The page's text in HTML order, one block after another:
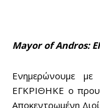
Mayor of Andros:
Ενημερώνουμε με
ΕΓΚΡΙΘΗΚΕ ο
Αποκεντρωμένη